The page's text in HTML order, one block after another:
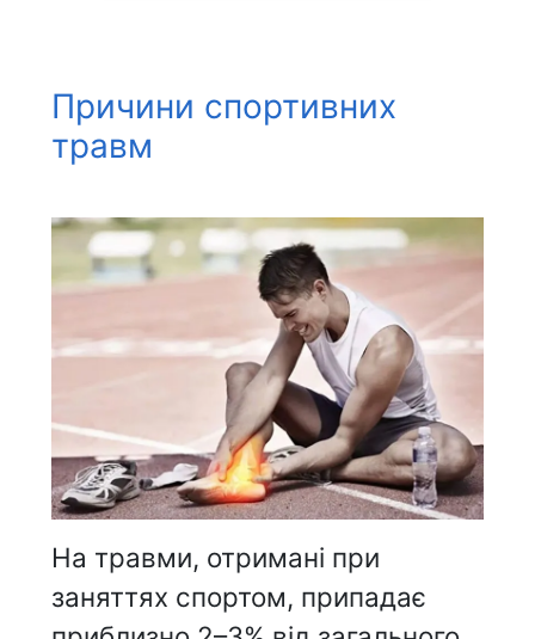
Причини спортивних
травм
На травми, отримані при
заняттях спортом, припадає